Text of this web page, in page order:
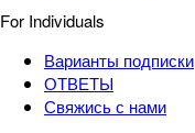
For Individuals
Варианты подписки
ОТВЕТЫ
Свяжись с нами